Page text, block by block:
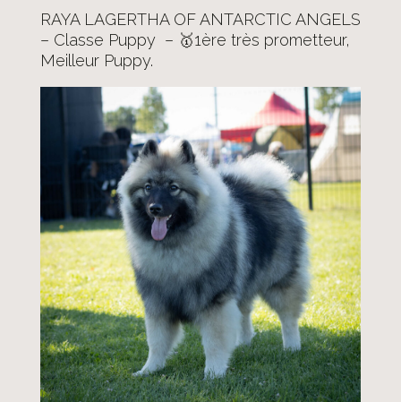
RAYA LAGERTHA OF ANTARCTIC ANGELS
– Classe Puppy – 🥇1ère très prometteur,
Meilleur Puppy.